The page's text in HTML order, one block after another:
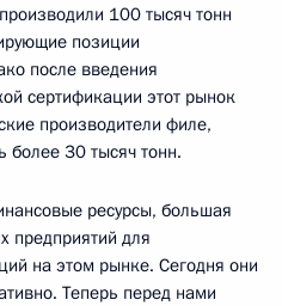
100 тысяч тонн
позиции
после введения
сертификации этот рынок
производители филе,
более 30 тысяч тонн.
ресурсы, большая
предприятий для
на этом рынке. Сегодня они
Теперь перед нами